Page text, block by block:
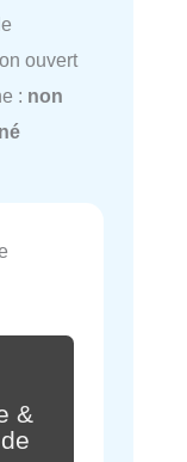
ouvert
: non
&